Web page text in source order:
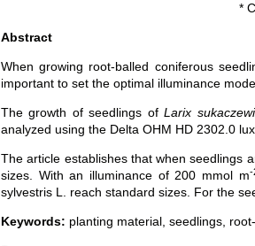
*
Abstract
When growing root-balled coniferous
important to set the optimal illuminance mode.
The growth of seedlings ofLarix
analyzed using the Delta OHM HD 2302.0
The article establishes that when seedlings
sizes. With an illuminance of 200 mmol m-
sylvestris L. reach standard sizes. For the
Keywords: planting material, seedlings,